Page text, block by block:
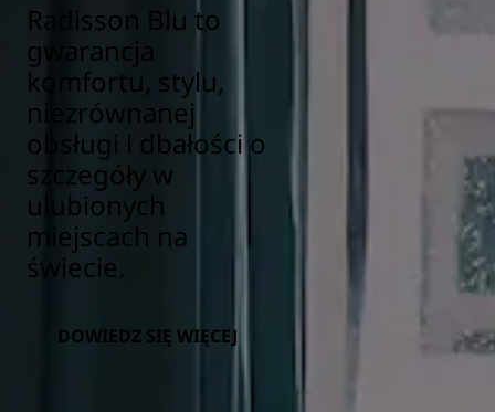
Radisson Blu to
gwarancja
komfortu, stylu,
niezrównanej
obsługi i dbałości o
szczegóły w
ulubionych
miejscach na
świecie.
DOWIEDZ SIĘ WIĘCEJ